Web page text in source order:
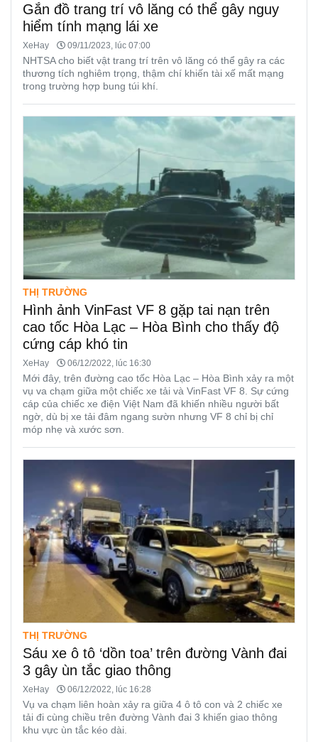
Gắn đồ trang trí vô lăng có thể gây nguy
hiểm tính mạng lái xe
XeHay 09/11/2023, lúc 07:00
NHTSA cho biết vật trang trí trên vô lăng có thể gây ra các
thương tích nghiêm trọng, thậm chí khiến tài xế mất mạng
trong trường hợp bung túi khí.
THỊ TRƯỜNG
Hình ảnh VinFast VF 8 gặp tai nạn trên
cao tốc Hòa Lạc – Hòa Bình cho thấy độ
cứng cáp khó tin
XeHay 06/12/2022, lúc 16:30
Mới đây, trên đường cao tốc Hòa Lạc – Hòa Bình xảy ra một
vụ va chạm giữa một chiếc xe tải và VinFast VF 8. Sự cứng
cáp của chiếc xe điện Việt Nam đã khiến nhiều người bất
ngờ, dù bị xe tải đâm ngang sườn nhưng VF 8 chỉ bị chỉ
móp nhẹ và xước sơn.
THỊ TRƯỜNG
Sáu xe ô tô ‘dồn toa’ trên đường Vành đai
3 gây ùn tắc giao thông
XeHay 06/12/2022, lúc 16:28
Vụ va chạm liên hoàn xảy ra giữa 4 ô tô con và 2 chiếc xe
tải đi cùng chiều trên đường Vành đai 3 khiến giao thông
khu vực ùn tắc kéo dài.